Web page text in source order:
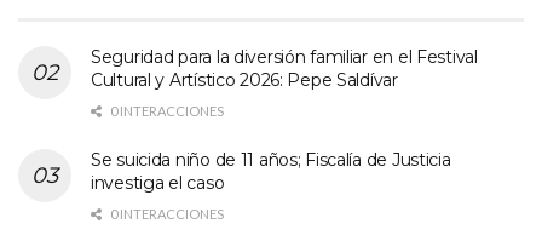
Seguridad para la diversión familiar en el Festival
Cultural y Artístico 2026: Pepe Saldívar
0 INTERACCIONES
Se suicida niño de 11 años; Fiscalía de Justicia
investiga el caso
0 INTERACCIONES